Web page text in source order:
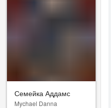
Семейка Аддамс
Mychael Danna